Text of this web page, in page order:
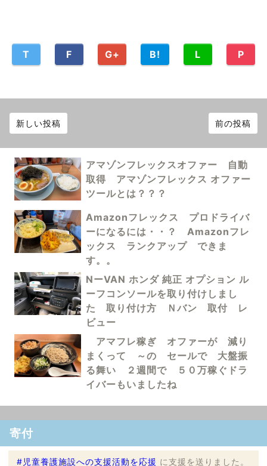
T F G+ B! L P
新しい投稿 前の投稿
アマゾンフレックスオファー 自動
取得 アマゾンフレックス オファー
ツールとは？？？
Amazonフレックス プロドライバ
ーになるには・・？ Amazonフレ
ックス ランクアップ できま
す。。
NーVAN ホンダ 純正 オプション ル
ーフコンソールを取り付けしまし
た 取り付け方 Ｎバン 取付 レ
ビュー
アマフレ稼ぎ オファーが 減り
まくって ～の セールで 大盤振
る舞い ２週間で ５０万稼ぐドラ
イバーもいましたね
寄付
#児童養護施設への支援活動を応援 に支援を送りました。